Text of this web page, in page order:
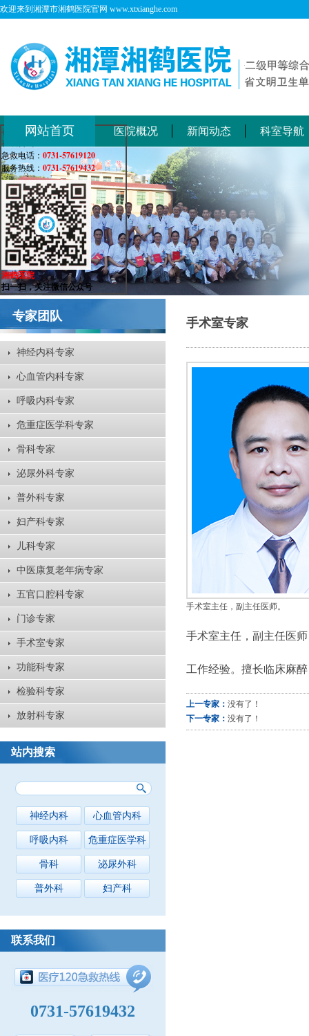
欢迎来到湘潭市湘鹤医院官网 www.xtxianghe.com
网站首页 医院概况 新闻动态 科室导航
专家团队
神经内科专家
心血管内科专家
呼吸内科专家
危重症医学科专家
骨科专家
泌尿外科专家
普外科专家
妇产科专家
儿科专家
中医康复老年病专家
五官口腔科专家
门诊专家
手术室专家
功能科专家
检验科专家
放射科专家
站内搜索
神经内科 心血管内科
呼吸内科 危重症医学科
骨科 泌尿外科
普外科 妇产科
联系我们
0731-57619432
手术室专家
手术室主任，副主任医师。
手术室主任，副主任医
工作经验。擅长临床麻
上一专家： 没有了！
下一专家： 没有了！
在线客服
在线咨询：
急救电话： 0731-57619120
服务热线： 0731-57619432
湘鹤医院
扫一扫，关注微信公众号